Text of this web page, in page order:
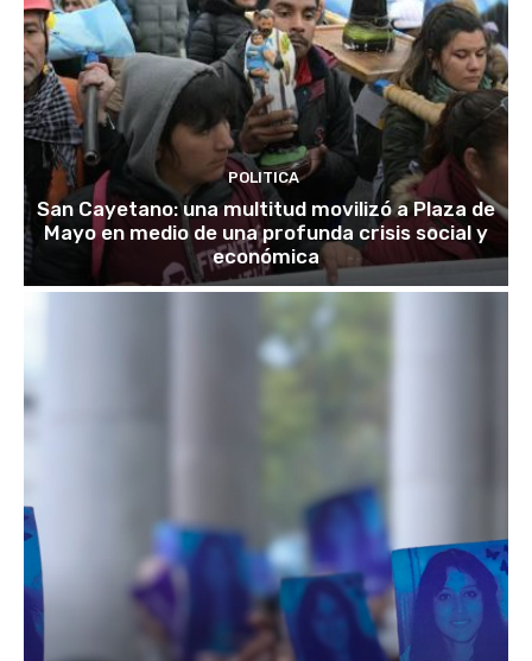
POLITICA
San Cayetano: una multitud movilizó a Plaza de
Mayo en medio de una profunda crisis social y
económica